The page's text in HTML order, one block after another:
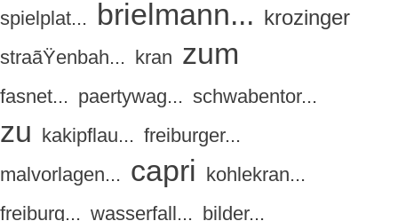
spielplat... brielmann... krozinger
straãŸenbah... kran zum
fasnet... paertywag... schwabentor...
zu kakipflau... freiburger...
malvorlagen... capri kohlekran...
freiburg... wasserfall... bilder...